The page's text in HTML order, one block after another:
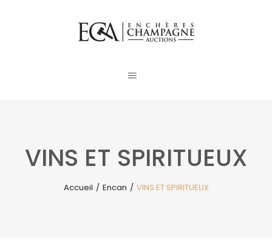
VINS ET SPIRITUEUX
Accueil / Encan / VINS ET SPIRITUEUX